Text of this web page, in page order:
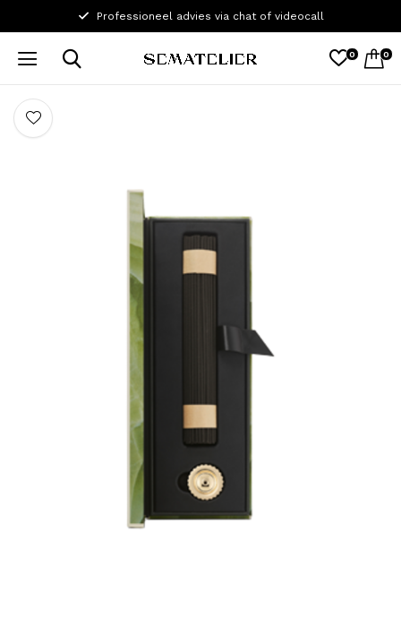
0 0
Professioneel advies via chat of videocall